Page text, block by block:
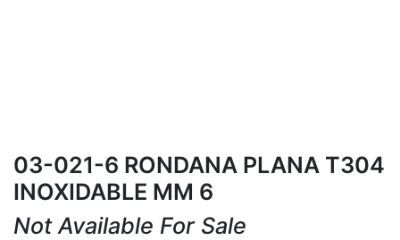
03-021-6 RONDANA PLANA T304
INOXIDABLE MM 6
Not Available For Sale